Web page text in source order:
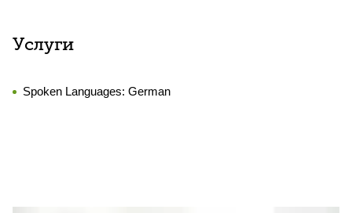
Услуги
Spoken Languages: German